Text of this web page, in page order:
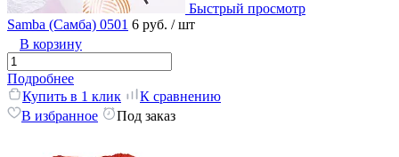
Быстрый просмотр
Samba (Самба) 0501 6 руб. / шт
В корзину
Подробнее
Купить в 1 клик
К сравнению
В избранное
Под заказ